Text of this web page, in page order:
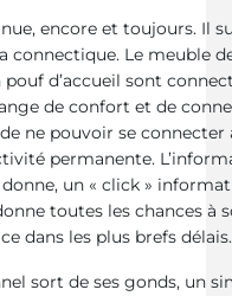
encore et toujours. Il
connectique. Le meuble
d’accueil sont
de confort et de
ne pouvoir se connecter
permanente.
un « click »
toutes les chances à
dans les plus brefs délais.
sort de ses gonds, un